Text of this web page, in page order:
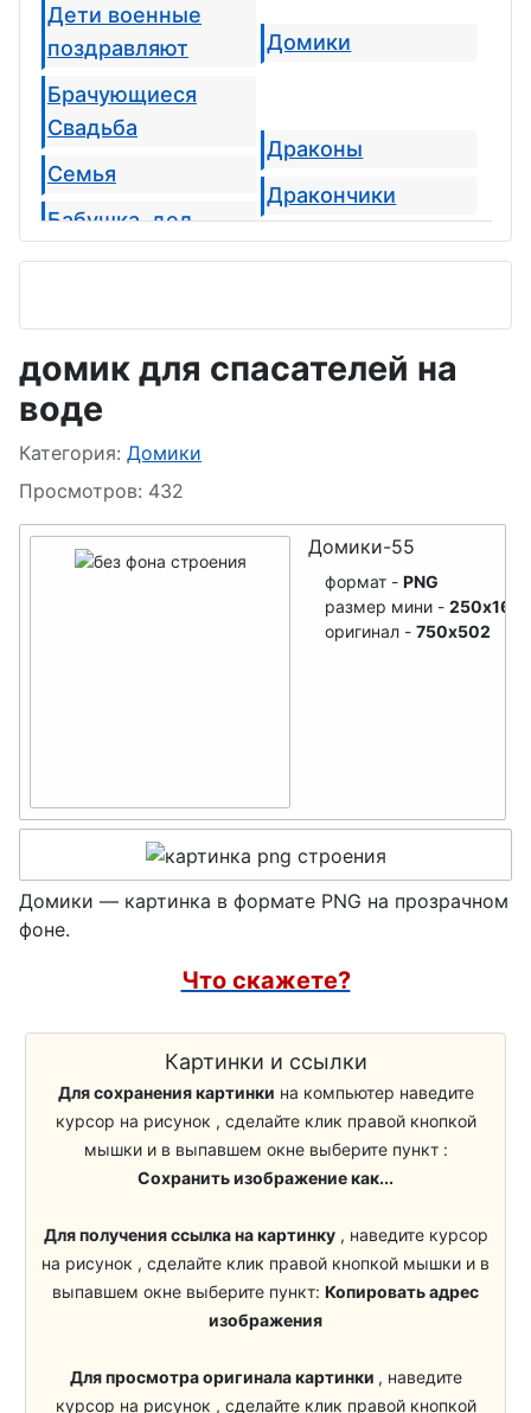
Дети военные
поздравляют
Брачующиеся
Свадьба
Семья
Бабушка, дед
Будущая мама
Снеговик
Бабка-Ёжка
Ведьма
Монстры-3Д
Домовой
Огородное пугало
Школьники
Стекломойщики
Кузнец
Сапожники
Уборщик, Клинер
Художник
Домики
Драконы
Дракончики
Тигрята
Белочки
Заяц
Сова
Попугайчик
Бойцы ВДВ
Морпех
домик для спасателей на
воде
Информация о материале
Категория: Домики
Просмотров: 432
Домики-55
формат - PNG
размер мини - 250x167
оригинал - 750x502
Домики — картинка в формате PNG на прозрачном
фоне.
Что скажете?
Картинки и ссылки
Для сохранения картинки на компьютер наведите
курсор на рисунок , сделайте клик правой кнопкой
мышки и в выпавшем окне выберите пункт :
Сохранить изображение как...
Для получения ссылка на картинку, наведите курсор
на рисунок , сделайте клик правой кнопкой мышки и в
выпавшем окне выберите пункт: Копировать адрес
изображения
Для просмотра оригинала картинки , наведите
курсор на рисунок , сделайте клик правой кнопкой